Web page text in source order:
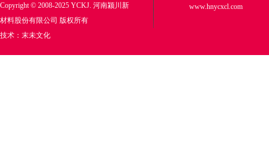
Copyright © 2008-2025 YCKJ. 河南颍川新
材料股份有限公司 版权所有
技术：末未文化
www.hnycxcl.com